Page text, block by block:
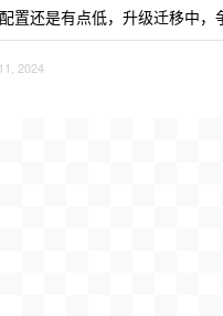
置还是有点低，升级迁移中
2024